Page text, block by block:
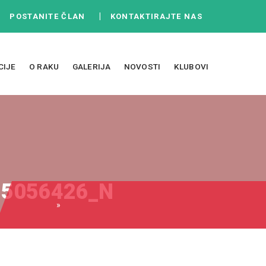
POSTANITE ČLAN KONTAKTIRAJTE NAS
O RAKU GALERIJA NOVOSTI KLUBOVI
»